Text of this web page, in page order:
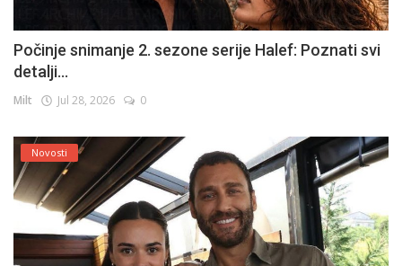
Počinje snimanje 2. sezone serije Halef: Poznati svi
detalji...
Milt Jul 28, 2026 0
Novosti